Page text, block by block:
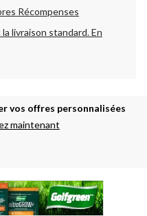
Récompenses
livraison standard.En
vos offres personnalisées
maintenant